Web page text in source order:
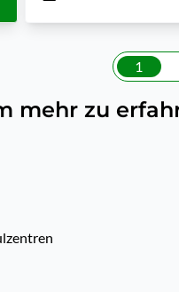
1
mehr zu